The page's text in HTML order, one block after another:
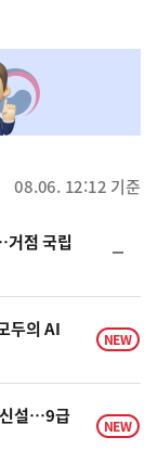
08.06. 12:12 기준
점 국립
일
두의 AI
NEW
신설…9급
NEW